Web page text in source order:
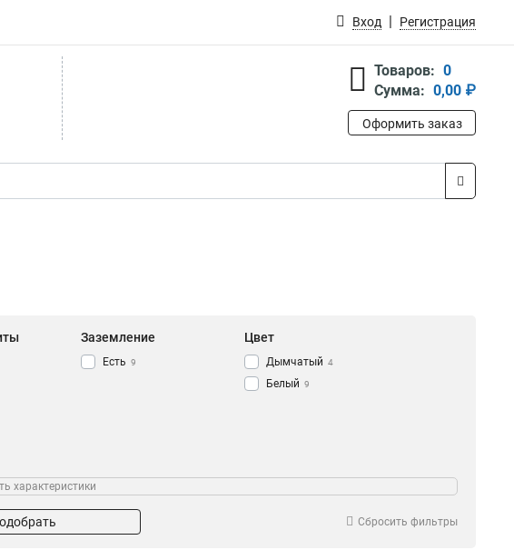
Вход Регистрация
Товаров: 0
Сумма: 0,00 ₽
Оформить заказ
Заземление
Есть 9
Цвет
Дымчатый 4
Белый 9
характеристики
Сбросить фильтры